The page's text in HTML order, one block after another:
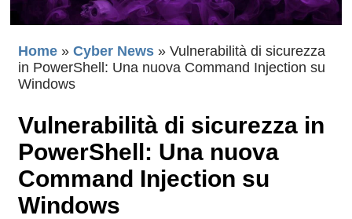
Home » Cyber News » Vulnerabilità di sicurezza
in PowerShell: Una nuova Command Injection su
Windows
Vulnerabilità di sicurezza in
PowerShell: Una nuova
Command Injection su
Windows